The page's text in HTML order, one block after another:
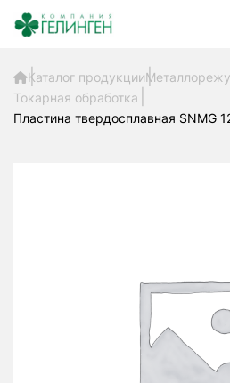
Каталог продукции
Токарная обработка
Пластина твердосплавная SNMG